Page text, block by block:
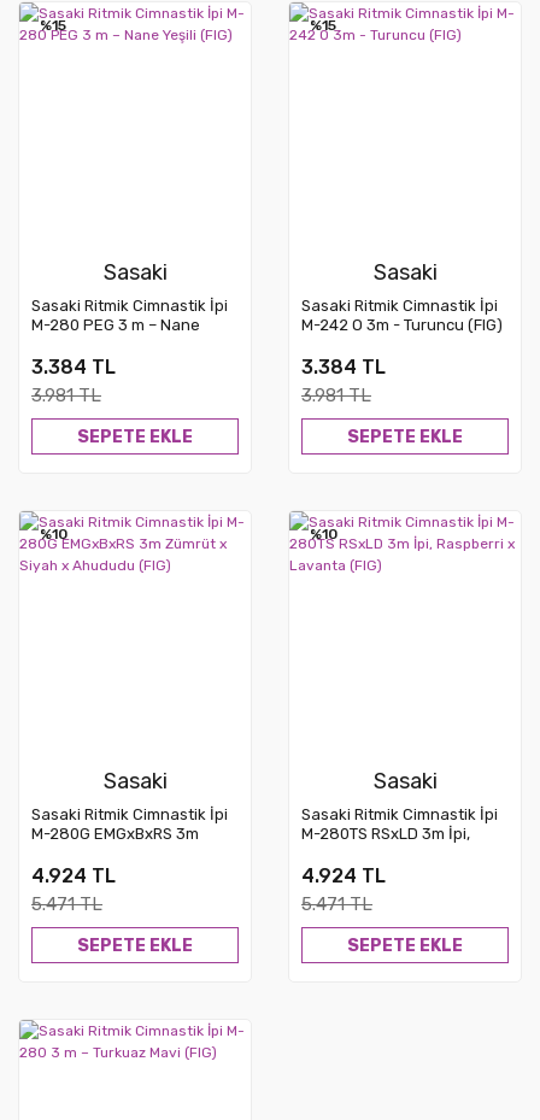
%15
Sasaki
Sasaki Ritmik Cimnastik İpi
M-280 PEG 3 m – Nane
3.384 TL
3.981 TL
SEPETE EKLE
%15
Sasaki
Sasaki Ritmik Cimnastik İpi
M-242 O 3m - Turuncu (FIG)
3.384 TL
3.981 TL
SEPETE EKLE
%10
Sasaki
Sasaki Ritmik Cimnastik İpi
M-280G EMGxBxRS 3m
(FIG)
4.924 TL
5.471 TL
SEPETE EKLE
%10
Sasaki
Sasaki Ritmik Cimnastik İpi
M-280TS RSxLD 3m İpi,
4.924 TL
5.471 TL
SEPETE EKLE